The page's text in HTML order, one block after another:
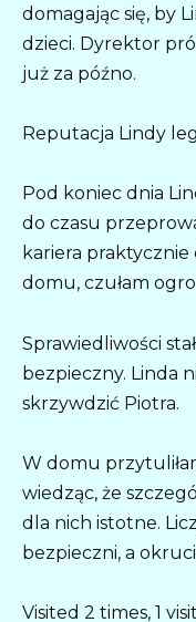
domagając się, by
dzieci. Dyrektor
już za późno.
Reputacja Lindy
Pod koniec dnia
do czasu
kariera praktycznie
domu, czułam
Sprawiedliwości
bezpieczny. Linda
skrzywdzić Piotra.
W domu
wiedząc, że
dla nich istotne.
bezpieczni, a
Visited 2 times, 1